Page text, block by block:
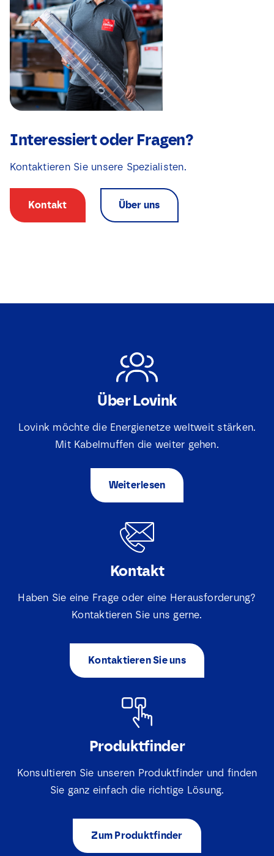
Interessiert oder Fragen?
Kontaktieren Sie unsere Spezialisten.
Kontakt Über uns
Über Lovink
Lovink möchte die Energienetze weltweit stärken.
Mit Kabelmuffen die weiter gehen.
Weiterlesen
Kontakt
Haben Sie eine Frage oder eine Herausforderung?
Kontaktieren Sie uns gerne.
Kontaktieren Sie uns
Produktfinder
Konsultieren Sie unseren Produktfinder und finden
Sie ganz einfach die richtige Lösung.
Zum Produktfinder